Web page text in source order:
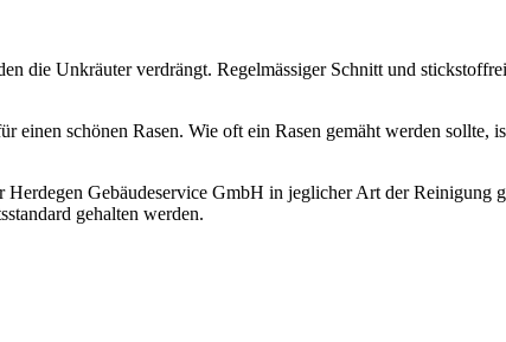
die Unkräuter verdrängt. Regelmässiger Schnitt und
einen schönen Rasen. Wie oft ein Rasen gemäht werden sollte,
Gebäudeservice GmbH in jeglicher Art der Reinigung
gehalten werden.